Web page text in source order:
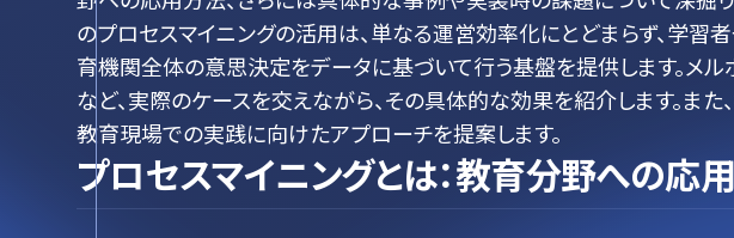
のプロセスマイニングの活用は、単なる運営効率化にとどまらず、学習
育機関全体の意思決定をデータに基づいて行う基盤を提供します。メ
など、実際のケースを交えながら、その具体的な効果を紹介します。また
教育現場での実践に向けたアプローチを提案します。
プロセスマイニングとは：教育分野への応